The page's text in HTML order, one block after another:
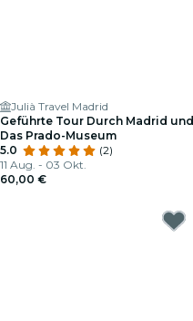
Julià Travel Madrid
Geführte Tour Durch Madrid und
Das Prado-Museum
5.0
(2)
11 Aug. - 03 Okt.
60,00 €